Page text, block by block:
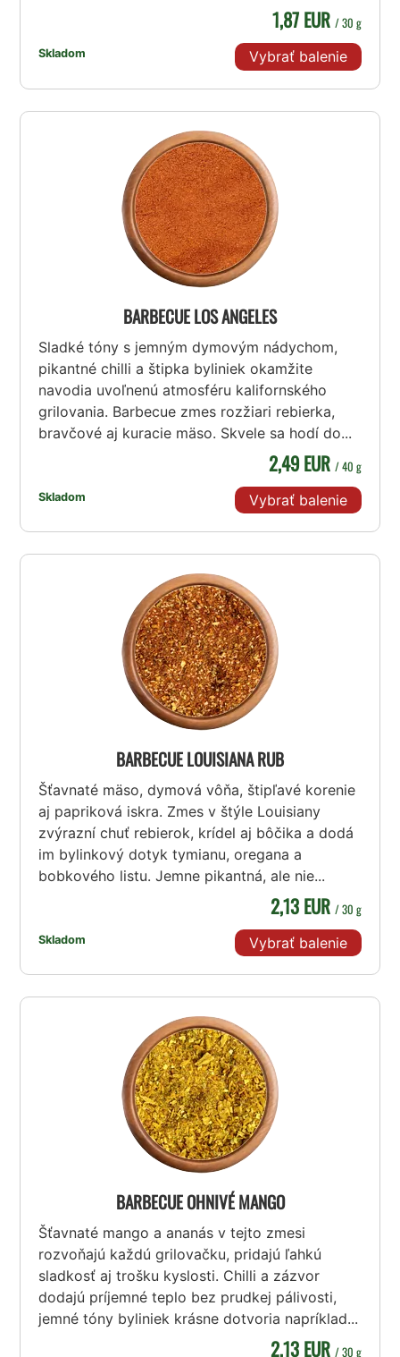
Skladom
1,87 EUR / 30 g
Vybrať balenie
BARBECUE LOS ANGELES
Sladké tóny s jemným dymovým nádychom,
pikantné chilli a štipka byliniek okamžite
navodia uvoľnenú atmosféru kalifornského
grilovania. Barbecue zmes rozžiari rebierka,
bravčové aj kuracie mäso. Skvele sa hodí do...
Skladom
2,49 EUR / 40 g
Vybrať balenie
BARBECUE LOUISIANA RUB
Šťavnaté mäso, dymová vôňa, štipľavé korenie
aj papriková iskra. Zmes v štýle Louisiany
zvýrazní chuť rebierok, krídel aj bôčika a dodá
im bylinkový dotyk tymianu, oregana a
bobkového listu. Jemne pikantná, ale nie...
Skladom
2,13 EUR / 30 g
Vybrať balenie
BARBECUE OHNIVÉ MANGO
Šťavnaté mango a ananás v tejto zmesi
rozvoňajú každú grilovačku, pridajú ľahkú
sladkosť aj trošku kyslosti. Chilli a zázvor
dodajú príjemné teplo bez prudkej pálivosti,
jemné tóny byliniek krásne dotvoria napríklad...
2,13 EUR / 30 g